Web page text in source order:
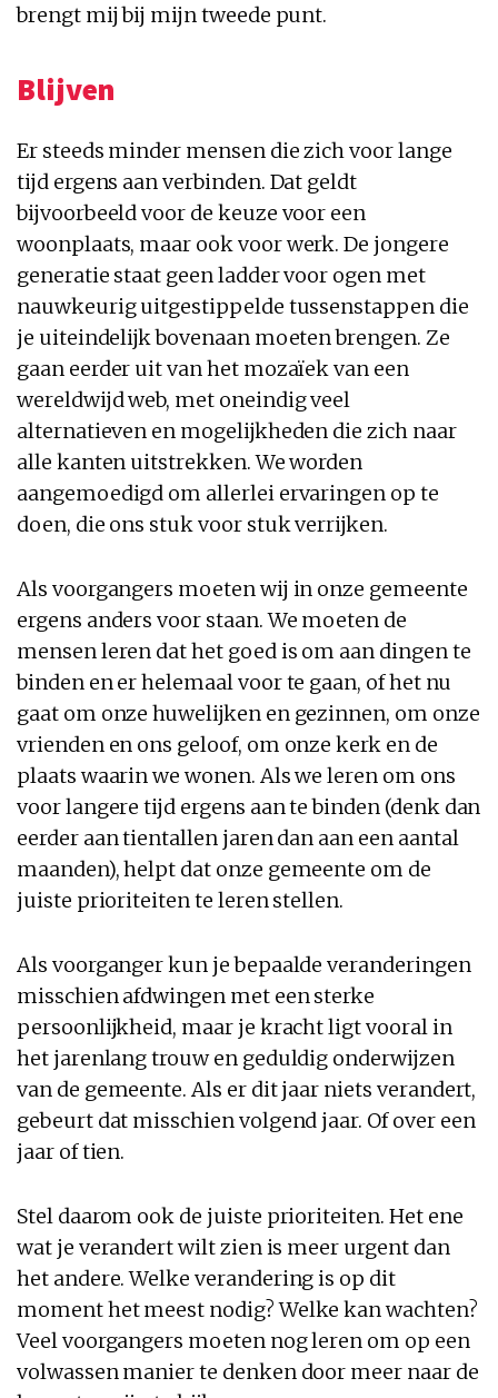
brengt mij bij mijn tweede punt.
Blijven
Er steeds minder mensen die zich voor lange
tijd ergens aan verbinden. Dat geldt
bijvoorbeeld voor de keuze voor een
woonplaats, maar ook voor werk. De jongere
generatie staat geen ladder voor ogen met
nauwkeurig uitgestippelde tussenstappen die
je uiteindelijk bovenaan moeten brengen. Ze
gaan eerder uit van het mozaïek van een
wereldwijd web, met oneindig veel
alternatieven en mogelijkheden die zich naar
alle kanten uitstrekken. We worden
aangemoedigd om allerlei ervaringen op te
doen, die ons stuk voor stuk verrijken.
Als voorgangers moeten wij in onze gemeente
ergens anders voor staan. We moeten de
mensen leren dat het goed is om aan dingen te
binden en er helemaal voor te gaan, of het nu
gaat om onze huwelijken en gezinnen, om onze
vrienden en ons geloof, om onze kerk en de
plaats waarin we wonen. Als we leren om ons
voor langere tijd ergens aan te binden (denk dan
eerder aan tientallen jaren dan aan een aantal
maanden), helpt dat onze gemeente om de
juiste prioriteiten te leren stellen.
Als voorganger kun je bepaalde veranderingen
misschien afdwingen met een sterke
persoonlijkheid, maar je kracht ligt vooral in
het jarenlang trouw en geduldig onderwijzen
van de gemeente. Als er dit jaar niets verandert,
gebeurt dat misschien volgend jaar. Of over een
jaar of tien.
Stel daarom ook de juiste prioriteiten. Het ene
wat je verandert wilt zien is meer urgent dan
het andere. Welke verandering is op dit
moment het meest nodig? Welke kan wachten?
Veel voorgangers moeten nog leren om op een
volwassen manier te denken door meer naar de